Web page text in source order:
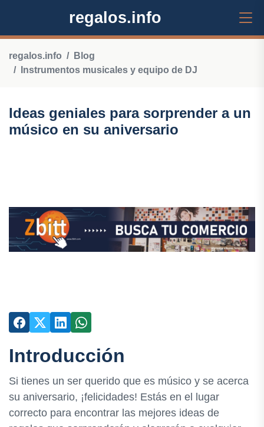
regalos.info
regalos.info
Blog
Instrumentos musicales y equipo de DJ
Ideas geniales para sorprender a un
músico en su aniversario
Introducción
Si tienes un ser querido que es músico y se acerca
su aniversario, ¡felicidades! Estás en el lugar
correcto para encontrar las mejores ideas de